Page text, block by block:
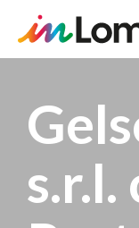
contenuto
principale
s.r.l.